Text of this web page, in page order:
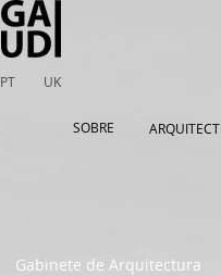
PT UK
SOBRE
Gabinete de Arquitectura